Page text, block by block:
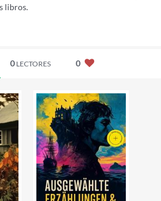
libros.
0 LECTORES 0